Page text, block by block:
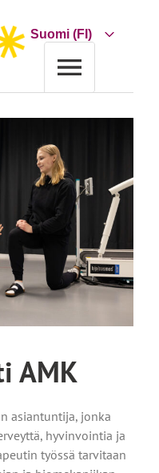
Choose
AMK
asiantuntija, jonka
hyvinvointia ja
työssä tarvitaan